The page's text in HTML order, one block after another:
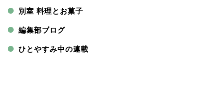
別室 料理とお菓子
編集部ブログ
ひとやすみ中の連載